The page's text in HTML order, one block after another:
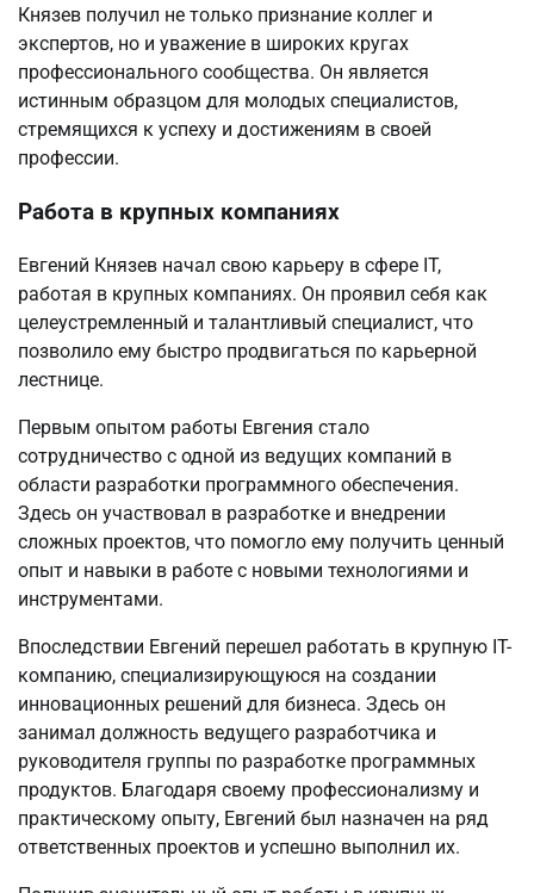
Князев получил не только признание коллег и
экспертов, но и уважение в широких кругах
профессионального сообщества. Он является
истинным образцом для молодых специалистов,
стремящихся к успеху и достижениям в своей
профессии.
Работа в крупных компаниях
Евгений Князев начал свою карьеру в сфере IT,
работая в крупных компаниях. Он проявил себя как
целеустремленный и талантливый специалист, что
позволило ему быстро продвигаться по карьерной
лестнице.
Первым опытом работы Евгения стало
сотрудничество с одной из ведущих компаний в
области разработки программного обеспечения.
Здесь он участвовал в разработке и внедрении
сложных проектов, что помогло ему получить ценный
опыт и навыки в работе с новыми технологиями и
инструментами.
Впоследствии Евгений перешел работать в крупную IT-
компанию, специализирующуюся на создании
инновационных решений для бизнеса. Здесь он
занимал должность ведущего разработчика и
руководителя группы по разработке программных
продуктов. Благодаря своему профессионализму и
практическому опыту, Евгений был назначен на ряд
ответственных проектов и успешно выполнил их.